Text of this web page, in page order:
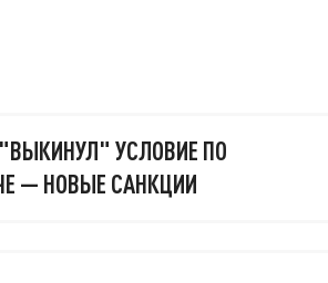
УСЛОВИЕ ПО
— НОВЫЕ САНКЦИИ